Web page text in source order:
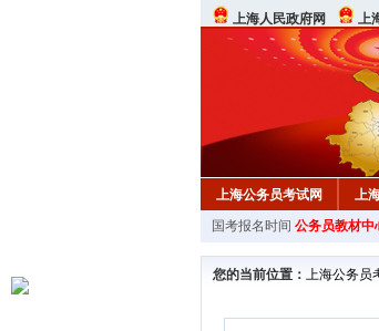
上海人民政府网 上
上海公务员考试网 上
行测真题 在线咨询
国考报名时间 公务员教材中
您的当前位置： 上海公务员